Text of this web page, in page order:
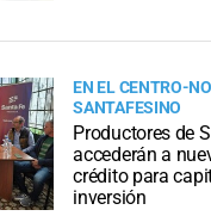
EN EL CENTRO-
SANTAFESINO
Productores de
accederán a
crédito para
inversión